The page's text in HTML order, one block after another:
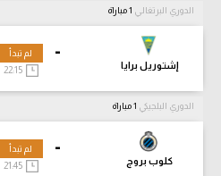
الدوري البرتغالي
-
إشتوريل برايا
لم تبدأ
22:15
الدوري البلجيكي
-
كلوب بروج
لم تبدأ
21:45